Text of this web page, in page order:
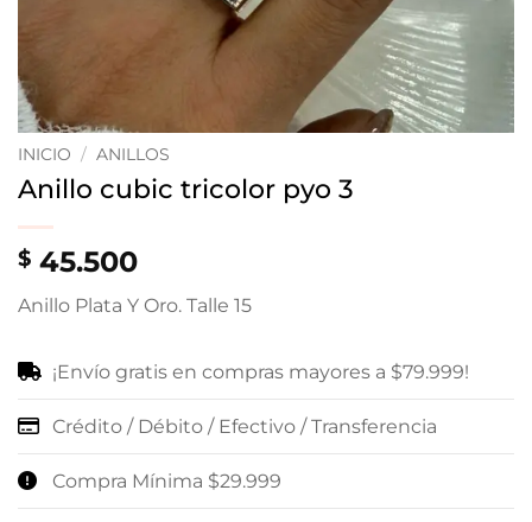
INICIO / ANILLOS
Anillo cubic tricolor pyo 3
$ 45.500
Anillo Plata Y Oro. Talle 15
¡Envío gratis en compras mayores a $79.999!
Crédito / Débito / Efectivo / Transferencia
Compra Mínima $29.999